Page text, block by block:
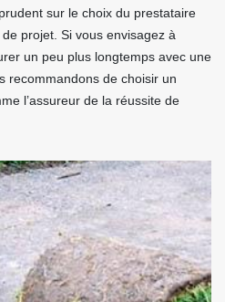
sur le choix du prestataire
projet. Si vous envisagez à
un peu plus longtemps avec une
recommandons de choisir un
l’assureur de la réussite de